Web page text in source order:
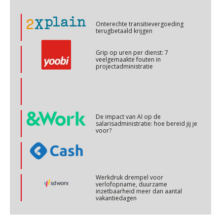
Onterechte transitievergoeding
terugbetaald krijgen
Grip op uren per dienst: 7
veelgemaakte fouten in
projectadministratie
De impact van AI op de
salarisadministratie: hoe bereid jij je
voor?
Werkdruk drempel voor
verlofopname, duurzame
inzetbaarheid meer dan aantal
vakantiedagen
Aanpassingen Wet toekomst
28
Cursus Copilot in Office (basis)
MOCuitgevers
NOV
MOCuitgevers
04
NOV
Cursus Werkkostenregeling
MOCuitgevers
Cursus Wwft en AI
MOCuitgevers